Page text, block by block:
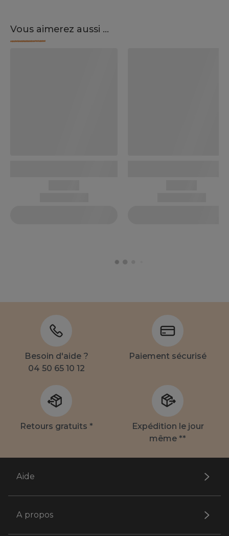
Vous aimerez aussi ...
Besoin d'aide ?
04 50 65 10 12
Paiement sécurisé
Retours gratuits *
Expédition le jour
même **
Aide
A propos